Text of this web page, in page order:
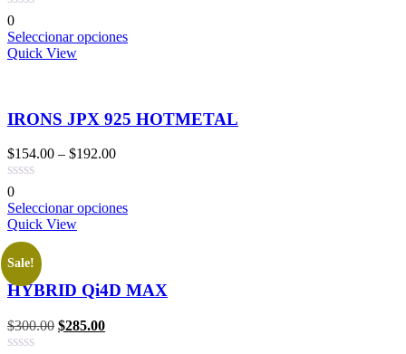
0
Seleccionar opciones
Quick View
IRONS JPX 925 HOTMETAL
$154.00 – $192.00
0
Seleccionar opciones
Quick View
Sale!
HYBRID Qi4D MAX
$300.00 $285.00